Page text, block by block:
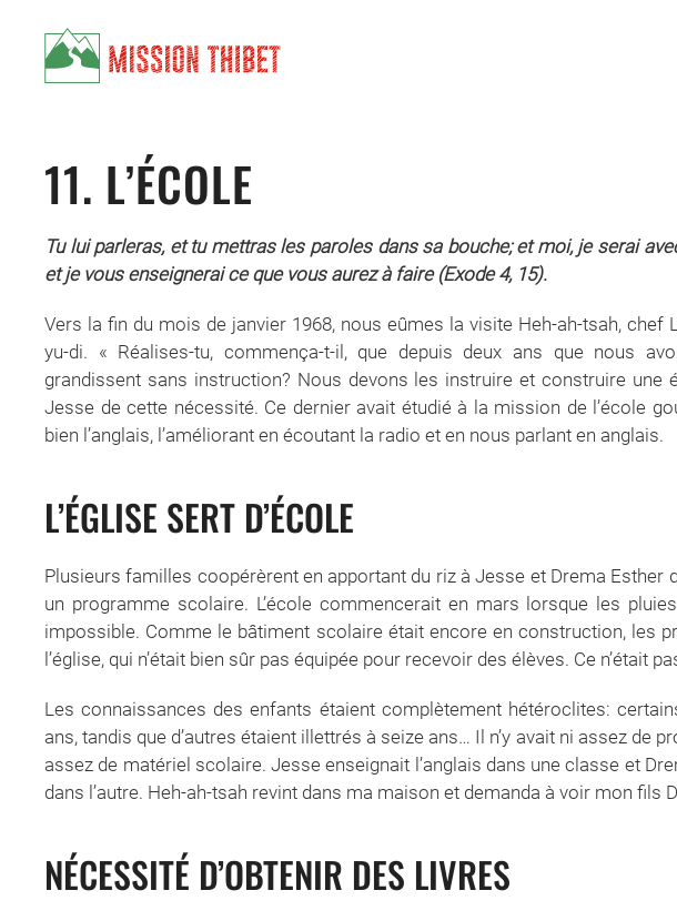
Skip to main content
11. L’ÉCOLE
Tu lui parleras, et tu mettras les paroles dans sa bouche; et moi, je serai
et je vous enseignerai ce que vous aurez à faire (Exode 4, 15).
Vers la fin du mois de janvier 1968, nous eûmes la visite Heh-ah-tsah, chef
yu-di. « Réalises-tu, commença-t-il, que depuis deux ans que nous
grandissent sans instruction? Nous devons les instruire et construire une
Jesse de cette nécessité. Ce dernier avait étudié à la mission de l’école
bien l’anglais, l’améliorant en écoutant la radio et en nous parlant en anglais.
L’ÉGLISE SERT D’ÉCOLE
Plusieurs familles coopérèrent en apportant du riz à Jesse et Drema Esther
un programme scolaire. L’école commencerait en mars lorsque les
impossible. Comme le bâtiment scolaire était encore en construction, les
l’église, qui n’était bien sûr pas équipée pour recevoir des élèves. Ce n’était
Les connaissances des enfants étaient complètement hétéroclites:
ans, tandis que d’autres étaient illettrés à seize ans… Il n’y avait ni assez de
assez de matériel scolaire. Jesse enseignait l’anglais dans une classe et
dans l’autre. Heh-ah-tsah revint dans ma maison et demanda à voir mon fils
NÉCESSITÉ D’OBTENIR DES LIVRES